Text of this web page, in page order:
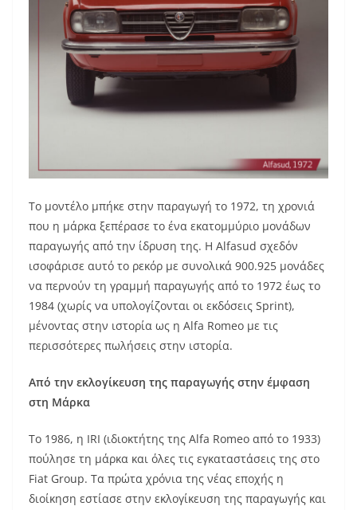
Το μοντέλο μπήκε στην παραγωγή το 1972, τη χρονιά
που η μάρκα ξεπέρασε το ένα εκατομμύριο μονάδων
παραγωγής από την ίδρυση της. Η Alfasud σχεδόν
ισοφάρισε αυτό το ρεκόρ με συνολικά 900.925 μονάδες
να περνούν τη γραμμή παραγωγής από το 1972 έως το
1984 (χωρίς να υπολογίζονται οι εκδόσεις Sprint),
μένοντας στην ιστορία ως η Alfa Romeo με τις
περισσότερες πωλήσεις στην ιστορία.
Από την εκλογίκευση της παραγωγής στην έμφαση
στη Μάρκα
Το 1986, η IRI (ιδιοκτήτης της Alfa Romeo από το 1933)
πούλησε τη μάρκα και όλες τις εγκαταστάσεις της στο
Fiat Group. Τα πρώτα χρόνια της νέας εποχής η
διοίκηση εστίασε στην εκλογίκευση της παραγωγής και